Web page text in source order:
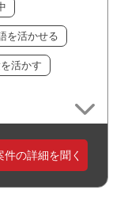
を活かせる
活かす
件の詳細を聞く